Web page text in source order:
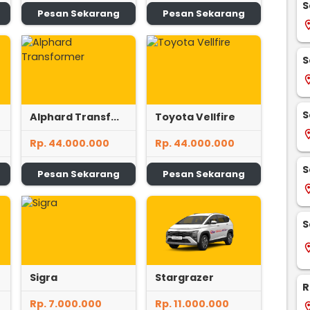
Pesan Sekarang Pesan Sekarang
Alphard Transf...
Rp. 44.000.000
Pesan Sekarang
Toyota Vellfire
Rp. 44.000.000
Pesan Sekarang
Sigra
Rp. 7.000.000
Stargrazer
Rp. 11.000.000